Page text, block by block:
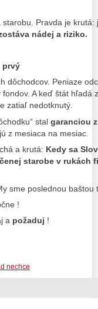
Pravda je
nádej a riziko.
prvý
dôchodcov. Peniaze
A keď štát hľadá
zatiaľ nedotknutý.
stal garanciou
z mesiaca na mesiac.
a krutá: Kedy sa
starobe v rukách
sme poslednou
!
a požaduj !
nechce